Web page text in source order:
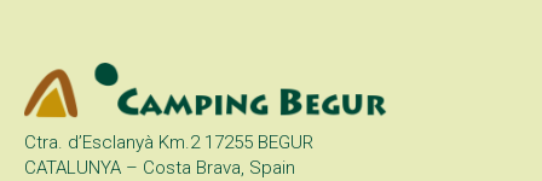
Ctra. d’Esclanyà Km.2 17255 BEGUR
CATALUNYA – Costa Brava, Spain